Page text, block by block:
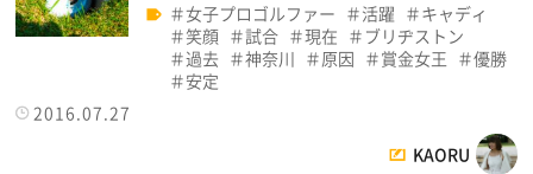
女子プロゴルファー 活躍
キャディ
笑顔
試合 現在
ブリヂストン
過去
神奈川 原因 賞金女王
優勝
安定
2016.07.27
KAORU